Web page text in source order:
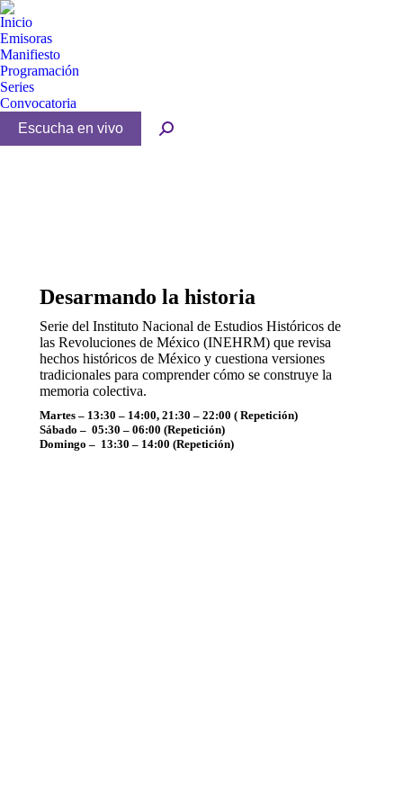
Inicio
Emisoras
Manifiesto
Programación
Series
Convocatoria
Buscar:
Desarmando la historia
Serie del Instituto Nacional de Estudios Históricos de
las Revoluciones de México (INEHRM) que revisa
hechos históricos de México y cuestiona versiones
tradicionales para comprender cómo se construye la
memoria colectiva.
Martes – 13:30 – 14:00, 21:30 – 22:00 ( Repetición)
Sábado – 05:30 – 06:00 (Repetición)
Domingo – 13:30 – 14:00 (Repetición)